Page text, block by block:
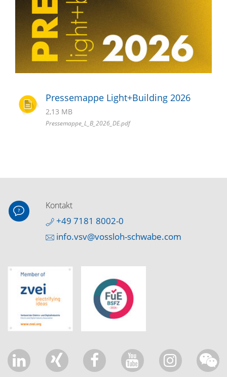
Pressemappe Light+Building 2026
2,13 MB
Pressemappe_L_B_2026_DE.pdf
Kontakt
+49 7181 8002-0
info.vsv@vossloh-schwabe.com